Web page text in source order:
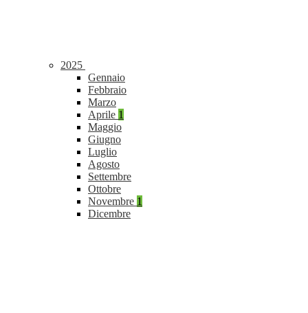
2025
Gennaio
Febbraio
Marzo
Aprile 1
Maggio
Giugno
Luglio
Agosto
Settembre
Ottobre
Novembre 1
Dicembre